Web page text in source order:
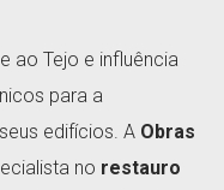
ao Tejo e influência
para a
edifícios. A Obras
no restauro